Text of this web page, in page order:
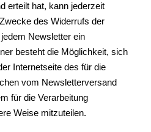
erteilt hat, kann jederzeit
des Widerrufs der
Newsletter ein
besteht die Möglichkeit, sich
Internetseite des für die
vom Newsletterversand
für die Verarbeitung
Weise mitzuteilen.